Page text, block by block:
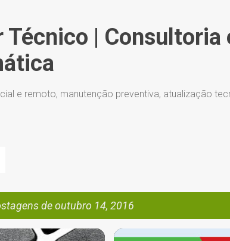
Técnico | Consultoria
e remoto, manutenção preventiva, atualização
de outubro 14, 2016